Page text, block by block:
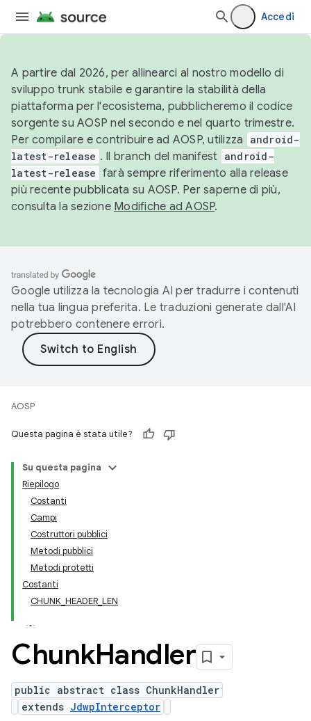
Accedi
A partire dal 2026, per allinearci al nostro modello di
sviluppo trunk stabile e garantire la stabilità della
piattaforma per l'ecosistema, pubblicheremo il codice
sorgente su AOSP nel secondo e nel quarto trimestre.
Per compilare e contribuire ad AOSP, utilizza
android-
latest-release . Il branch del manifest android-
latest-release farà sempre riferimento alla release
più recente pubblicata su AOSP. Per saperne di più,
consulta la sezione Modifiche ad AOSP.
Google utilizza la tecnologia AI per tradurre i contenuti
nella tua lingua preferita. Le traduzioni generate dall'AI
potrebbero contenere errori.
AOSP
Questa pagina è stata utile?
Su questa pagina
Riepilogo
Costanti
Campi
Costruttori pubblici
Metodi pubblici
Metodi protetti
Costanti
CHUNK_HEADER_LEN
ChunkHandler
public abstract class ChunkHandler
extends JdwpInterceptor